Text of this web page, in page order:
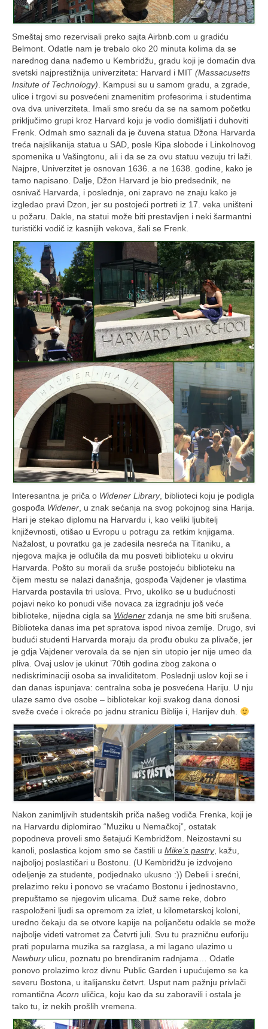
Smeštaj smo rezervisali preko sajta Airbnb.com u gradiću
Belmont. Odatle nam je trebalo oko 20 minuta kolima da se
narednog dana nađemo u Kembridžu, gradu koji je domaćin dva
svetski najprestižnija univerziteta: Harvard i MIT (Massacusetts
Insitute of Technology). Kampusi su u samom gradu, a zgrade,
ulice i trgovi su posvećeni znamenitim profesorima i studentima
ova dva univerziteta. Imali smo sreću da se na samom početku
priključimo grupi kroz Harvard koju je vodio domišljati i duhoviti
Frenk. Odmah smo saznali da je čuvena statua Džona Harvarda
treća najslikanija statua u SAD, posle Kipa slobode i Linkolnovog
spomenika u Vašingtonu, ali i da se za ovu statuu vezuju tri laži.
Najpre, Univerzitet je osnovan 1636. a ne 1638. godine, kako je
tamo napisano. Dalje, Džon Harvard je bio predsednik, ne
osnivač Harvarda, i poslednje, oni zapravo ne znaju kako je
izgledao pravi Dzon, jer su postojeći portreti iz 17. veka uništeni
u požaru. Dakle, na statui može biti prestavljen i neki šarmantni
turistički vodič iz kasnijih vekova, šali se Frenk.
Interesantna je priča o Widener Library, biblioteci koju je podigla
gospođa Widener, u znak sećanja na svog pokojnog sina Harija.
Hari je stekao diplomu na Harvardu i, kao veliki ljubitelj
književnosti, otišao u Evropu u potragu za retkim knjigama.
Nažalost, u povratku ga je zadesila nesreća na Titaniku, a
njegova majka je odlučila da mu posveti biblioteku u okviru
Harvarda. Pošto su morali da sruše postojeću biblioteku na
čijem mestu se nalazi današnja, gospođa Vajdener je vlastima
Harvarda postavila tri uslova. Prvo, ukoliko se u budućnosti
pojavi neko ko ponudi više novaca za izgradnju još veće
biblioteke, nijedna cigla sa Widener zdanja ne sme biti srušena.
Biblioteka danas ima pet spratova ispod nivoa zemlje. Drugo, svi
budući studenti Harvarda moraju da prođu obuku za plivače, jer
je gdja Vajdener verovala da se njen sin utopio jer nije umeo da
pliva. Ovaj uslov je ukinut ’70tih godina zbog zakona o
nediskriminaciji osoba sa invaliditetom. Poslednji uslov koji se i
dan danas ispunjava: centralna soba je posvećena Hariju. U nju
ulaze samo dve osobe – bibliotekar koji svakog dana donosi
sveže cveće i okreće po jednu stranicu Biblije i, Harijev duh.
Nakon zanimljivih studentskih priča našeg vodiča Frenka, koji je
na Harvardu diplomirao “Muziku u Nemačkoj”, ostatak
popodneva proveli smo šetajući Kembridžom. Neizostavni su
kanoli, poslastica kojom smo se častili u Mike’s pastry, kažu,
najboljoj poslastičari u Bostonu. (U Kembridžu je izdvojeno
odeljenje za studente, podjednako ukusno :)) Debeli i srećni,
prelazimo reku i ponovo se vraćamo Bostonu i jednostavno,
prepuštamo se njegovim ulicama. Duž same reke, dobro
raspoloženi ljudi sa opremom za izlet, u kilometarskoj koloni,
uredno čekaju da se otvore kapije na poljančetu odakle se može
najbolje videti vatromet za Četvrti juli. Svu tu prazničnu euforiju
prati popularna muzika sa razglasa, a mi lagano ulazimo u
Newburyulicu, poznatu po brendiranim radnjama… Odatle
ponovo prolazimo kroz divnu Public Garden i upućujemo se ka
severu Bostona, u italijansku četvrt. Usput nam pažnju privlači
romantična Acorn uličica, koju kao da su zaboravili i ostala je
tako tu, iz nekih prošlih vremena.